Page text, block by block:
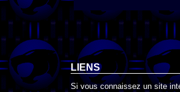
LIENS
Si vous connaissez un site